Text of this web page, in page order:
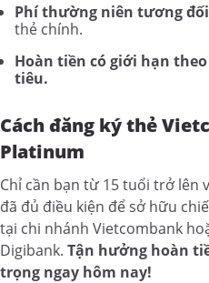
Phí thường niên tương
thẻ chính.
Hoàn tiền có giới hạn
tiêu.
Cách đăng ký thẻ
Platinum
Chỉ cần bạn từ 15 tuổi trở lên
đã đủ điều kiện để sở hữu
tại chi nhánh Vietcombank
Digibank. Tận hưởng hoàn
trọng ngay hôm nay!